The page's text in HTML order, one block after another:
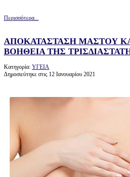
Περισσότερα...
ΑΠΟΚΑΤΑΣΤΑΣΗ ΜΑΣΤΟΥ
ΒΟΗΘΕΙΑ ΤΗΣ
Κατηγορία: ΥΓΕΙΑ
Δημοσιεύτηκε στις 12 Ιανουαρίου 2021